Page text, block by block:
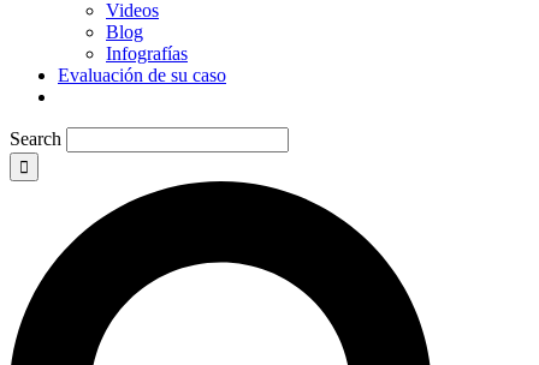
Videos
Blog
Infografías
Evaluación de su caso
Search